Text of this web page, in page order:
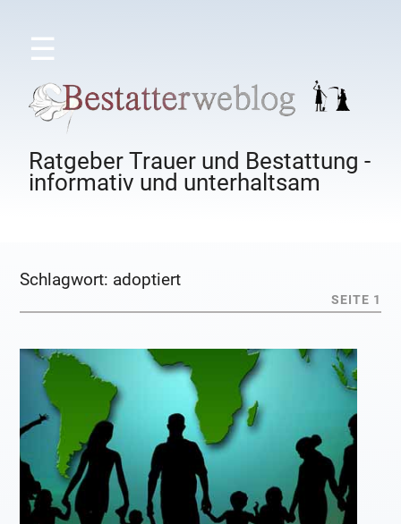
☰
Ratgeber Trauer und Bestattung -
informativ und unterhaltsam
Schlagwort: adoptiert
SEITE 1